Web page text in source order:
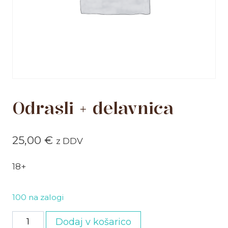
Odrasli + delavnica
25,00 € z DDV
18+
100 na zalogi
Odrasli
Dodaj v košarico